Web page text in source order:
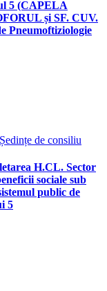
5 (CAPELA
și SF. CUV.
Ședințe de consiliu
H.CL. Sector
sociale sub
public de
5